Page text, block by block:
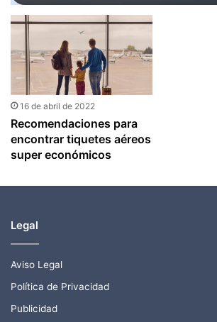
16 de abril de 2022
Recomendaciones para
encontrar tiquetes aéreos
super económicos
Legal
Aviso Legal
Política de Privacidad
Publicidad